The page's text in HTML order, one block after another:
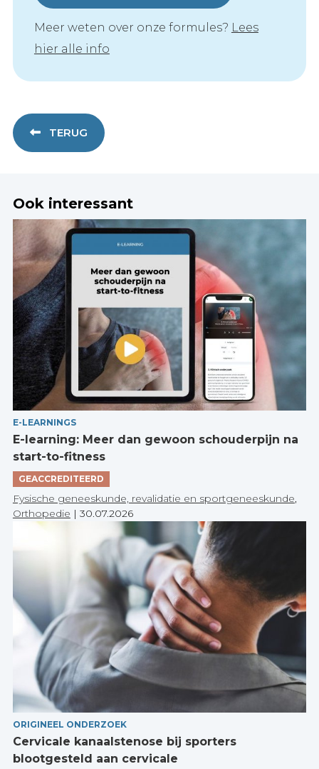
Meer weten over onze formules? Lees
hier alle info
TERUG
Ook interessant
E-LEARNINGS
E-learning: Meer dan gewoon schouderpijn na
start-to-fitness
GEACCREDITEERD
Fysische geneeskunde, revalidatie en sportgeneeskunde,
Orthopedie | 30.07.2026
ORIGINEEL ONDERZOEK
Cervicale kanaalstenose bij sporters
blootgesteld aan cervicale